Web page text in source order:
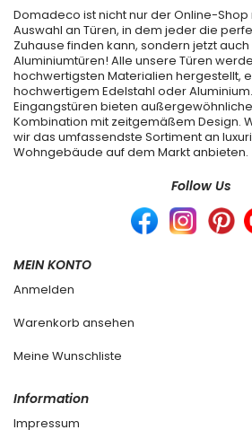
Domadeco ist nicht nur der Online-
Auswahl an Türen, in dem jeder die
Zuhause finden kann, sondern jetzt
Aluminiumtüren! Alle unsere Türen
hochwertigsten Materialien hergestellt,
hochwertigem Edelstahl oder
Eingangstüren bieten außergewöhnliche
Kombination mit zeitgemäßem Design.
wir das umfassendste Sortiment an
Wohngebäude auf dem Markt anbieten.
Follow Us
MEIN KONTO
Anmelden
Warenkorb ansehen
Meine Wunschliste
Information
Impressum